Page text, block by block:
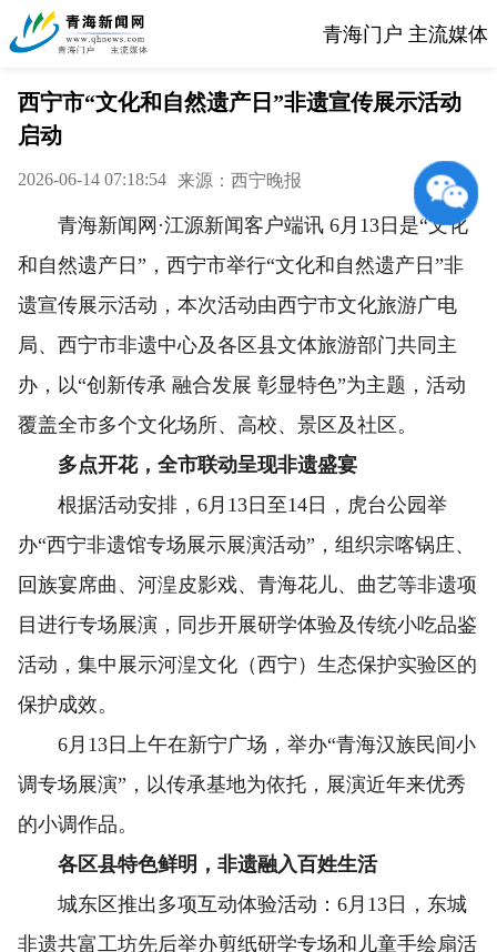
青海门户 主流媒体
西宁市“文化和自然遗产日”非遗宣传展示活动
启动
2026-06-14 07:18:54 来源：西宁晚报
青海新闻网·江源新闻客户端讯 6月13日是“文化
和自然遗产日”，西宁市举行“文化和自然遗产日”非
遗宣传展示活动，本次活动由西宁市文化旅游广电
局、西宁市非遗中心及各区县文体旅游部门共同主
办，以“创新传承 融合发展 彰显特色”为主题，活动
覆盖全市多个文化场所、高校、景区及社区。
多点开花，全市联动呈现非遗盛宴
根据活动安排，6月13日至14日，虎台公园举
办“西宁非遗馆专场展示展演活动”，组织宗喀锅庄、
回族宴席曲、河湟皮影戏、青海花儿、曲艺等非遗项
目进行专场展演，同步开展研学体验及传统小吃品鉴
活动，集中展示河湟文化（西宁）生态保护实验区的
保护成效。
6月13日上午在新宁广场，举办“青海汉族民间小
调专场展演”，以传承基地为依托，展演近年来优秀
的小调作品。
各区县特色鲜明，非遗融入百姓生活
城东区推出多项互动体验活动：6月13日，东城
非遗共富工坊先后举办剪纸研学专场和儿童手绘扇活